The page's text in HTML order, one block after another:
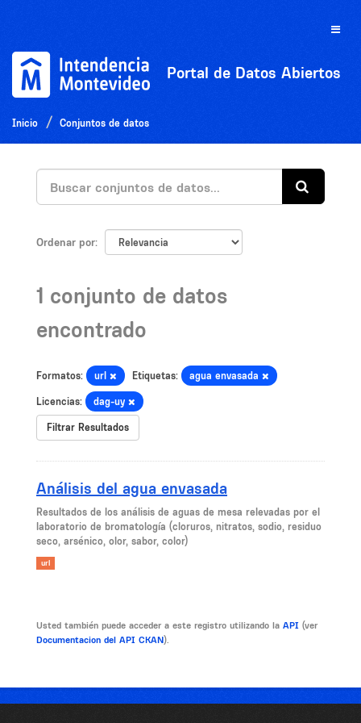
Toggle
Portal de Datos Abiertos
Inicio Conjuntos de datos
Ordenar por
1 conjunto de datos
encontrado
Formatos: url Etiquetas: agua envasada
Licencias: dag-uy
Filtrar Resultados
Análisis del agua envasada
​Resultados de los análisis de aguas de mesa relevadas por el
laboratorio de bromatología (cloruros, nitratos, sodio, residuo
seco, arsénico, olor, sabor, color)
url
Usted también puede acceder a este registro utilizando la API (ver
Documentacion del API CKAN).